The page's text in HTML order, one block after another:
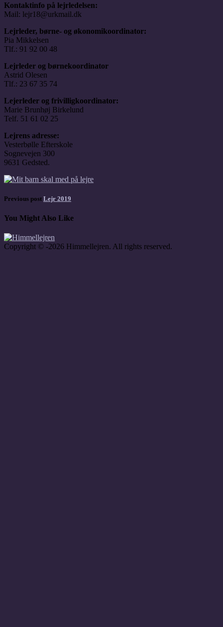
Kontaktinfo på lejrledelsen:
Mail: lejr18@urkmail.dk
Lejrleder, børne- og økonomikoordinator:
Pia Mikkelsen
Tlf.: 91 92 00 48
Lejrleder og børnekoordinator
Astrid Olesen
Tlf.: 23 67 35 74
Lejerleder og frivilligkoordinator:
Marie Brunhøj Birkelund
Telf. 51 61 02 25
Lejrens adresse:
Vesterbølle Efterskole
Sognevejen 300
9631 Gedsted.
Previous post Lejr 2019
You Might Also Like
Copyright © -2026 Himmellejren. All rights reserved.